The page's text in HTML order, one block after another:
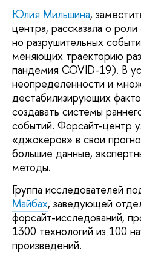
Юлия Мильшина,
центра, рассказала о
но разрушительных
меняющих траекторию
пандемия COVID-19). В
неопределенности и
дестабилизирующих
создавать системы
событий. Форсайт-центр
«джокеров» в свои
большие данные,
методы.
Группа исследователей
Майбах, заведующей
форсайт-исследований,
1300 технологий из 100
произведений.